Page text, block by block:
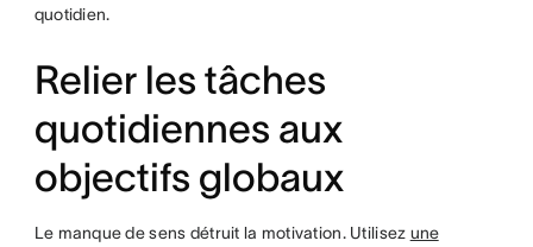
quotidien.
Relier les tâches
quotidiennes aux
objectifs globaux
Le manque de sens détruit la motivation. Utilisez une